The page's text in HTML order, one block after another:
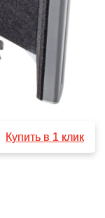
Купить в 1 клик